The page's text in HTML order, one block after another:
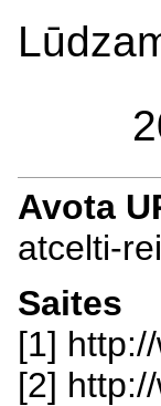
Avota
atcelti-
Saites
[1]
[2]